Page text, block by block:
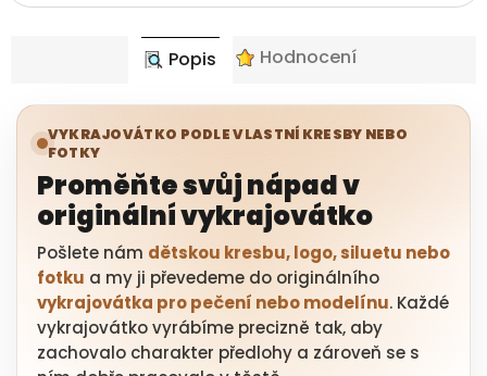
Popis Hodnocení
VYKRAJOVÁTKO PODLE VLASTNÍ KRESBY NEBO
FOTKY
Proměňte svůj nápad v
originální vykrajovátko
Pošlete nám dětskou kresbu, logo, siluetu nebo
fotku a my ji převedeme do originálního
vykrajovátka pro pečení nebo modelínu. Každé
vykrajovátko vyrábíme precizně tak, aby
zachovalo charakter předlohy a zároveň se s